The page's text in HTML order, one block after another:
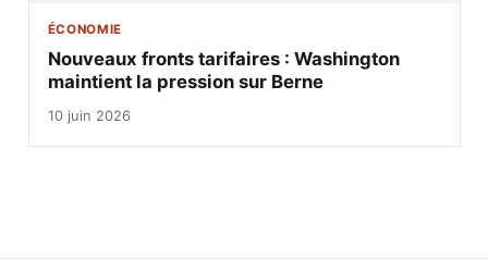
ÉCONOMIE
Nouveaux fronts tarifaires : Washington
maintient la pression sur Berne
10 juin 2026